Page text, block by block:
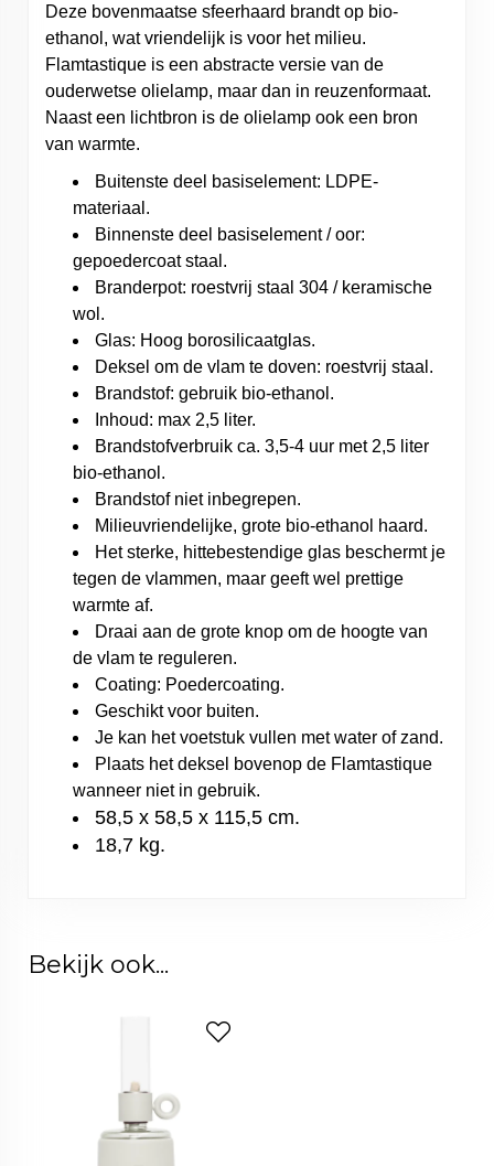
Deze bovenmaatse sfeerhaard brandt op bio-
ethanol, wat vriendelijk is voor het milieu.
Flamtastique is een abstracte versie van de
ouderwetse olielamp, maar dan in reuzenformaat.
Naast een lichtbron is de olielamp ook een bron
van warmte.
Buitenste deel basiselement: LDPE-
materiaal.
Binnenste deel basiselement / oor:
gepoedercoat staal.
Branderpot: roestvrij staal 304 / keramische
wol.
Glas: Hoog borosilicaatglas.
Deksel om de vlam te doven: roestvrij staal.
Brandstof: gebruik bio-ethanol.
Inhoud: max 2,5 liter.
Brandstofverbruik ca. 3,5-4 uur met 2,5 liter
bio-ethanol.
Brandstof niet inbegrepen.
Milieuvriendelijke, grote bio-ethanol haard.
Het sterke, hittebestendige glas beschermt je
tegen de vlammen, maar geeft wel prettige
warmte af.
Draai aan de grote knop om de hoogte van
de vlam te reguleren.
Coating: Poedercoating.
Geschikt voor buiten.
Je kan het voetstuk vullen met water of zand.
Plaats het deksel bovenop de Flamtastique
wanneer niet in gebruik.
58,5 x 58,5 x 115,5 cm.
18,7 kg.
Bekijk ook...